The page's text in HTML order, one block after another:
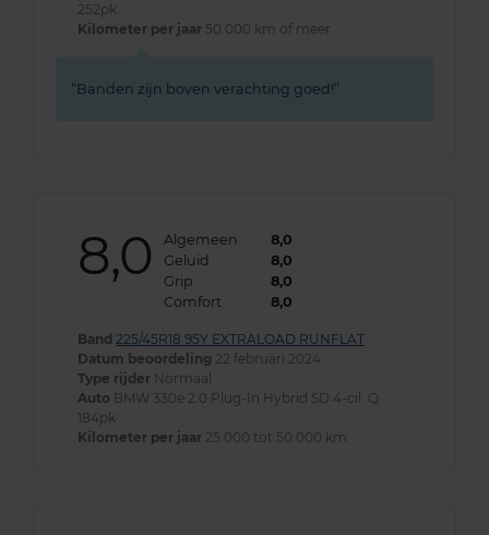
252pk
Kilometer per jaar 50.000 km of meer
Banden zijn boven verachting goed!
8,0 Algemeen
8,0
Geluid
8,0
Grip
8,0
Comfort
8,0
Band 225/45R18 95Y EXTRALOAD RUNFLAT
Datum beoordeling 22 februari 2024
Type rijder Normaal
Auto BMW 330e 2.0 Plug-In Hybrid SD 4-cil. Q
184pk
Kilometer per jaar 25.000 tot 50.000 km